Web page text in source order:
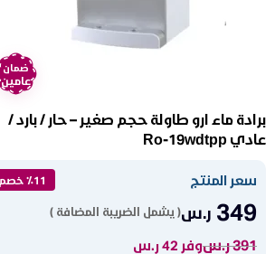
ضمان
عامين
برادة ماء ارو طاولة حجم صغير – حار / بارد /
عادي Ro-19wdtpp
سعر المنتج ٪11 خصم
349 ر.س( يشمل الضريبة المضافة )
391ر.سوفر 42 ر.س